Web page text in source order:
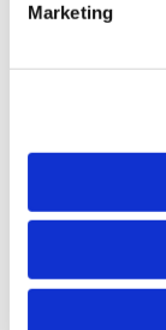
Marketing